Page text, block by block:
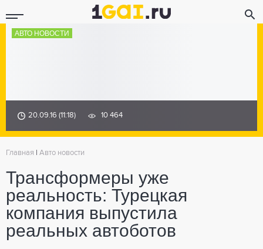
АВТО НОВОСТИ
20.09.16 (11:18) 10 464
Главная Авто новости
Трансформеры уже
реальность: Турецкая
компания выпустила
реальных автоботов